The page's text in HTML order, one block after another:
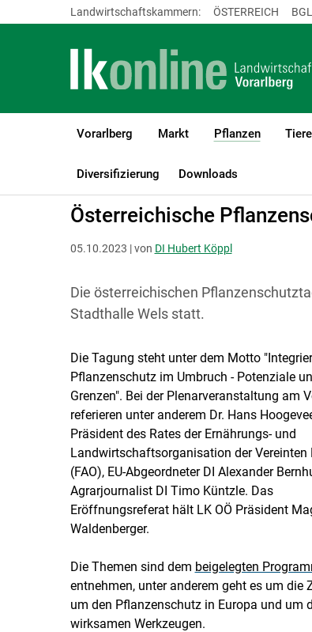
Landwirtschaftskammern: ÖSTERREICH
Vorarlberg Markt Pflanzen
(current)1
Tiere
Diversifizierung Downloads
LK Vorarlberg Pflanzen Pflanzenschutz
Österreichische
05.10.2023 | von DI Hubert Köppl
Die österreichischen
Stadthalle Wels statt.
Die Tagung steht unter dem Motto
Pflanzenschutz im Umbruch - Potenziale
Grenzen". Bei der Plenarveranstaltung am
referieren unter anderem Dr. Hans
Präsident des Rates der Ernährungs- und
Landwirtschaftsorganisation der Vereinten
(FAO), EU-Abgeordneter DI Alexander
Agrarjournalist DI Timo Küntzle. Das
Eröffnungsreferat hält LK OÖ Präsident
Waldenberger.
Die Themen sind dem beigelegten
entnehmen, unter anderem geht es um
um den Pflanzenschutz in Europa und um
wirksamen Werkzeugen.